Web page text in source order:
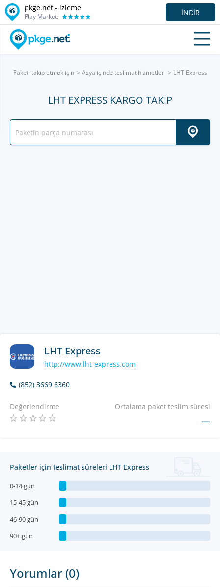
pkge.net - izleme
Play Market: İNDIR
Paketi takip etmek için Asya içinde teslimat hizmetleri LHT Express
LHT EXPRESS KARGO TAKIP
LHT Express
http://www.lht-express.com
(852) 3669 6360
Değerlendirme Ortalama paket teslim süresi
—
Paketler için teslimat süreleri LHT Express
0-14 gün
15-45 gün
46-90 gün
90+ gün
Yorumlar (0)